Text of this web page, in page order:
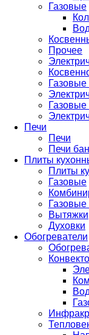
Газовые
Прочее
Газовые
Печи
Печи
Печи
Плиты
Плиты
Газовые
Газовые
Вытяжки
Духовки
Обогреватели